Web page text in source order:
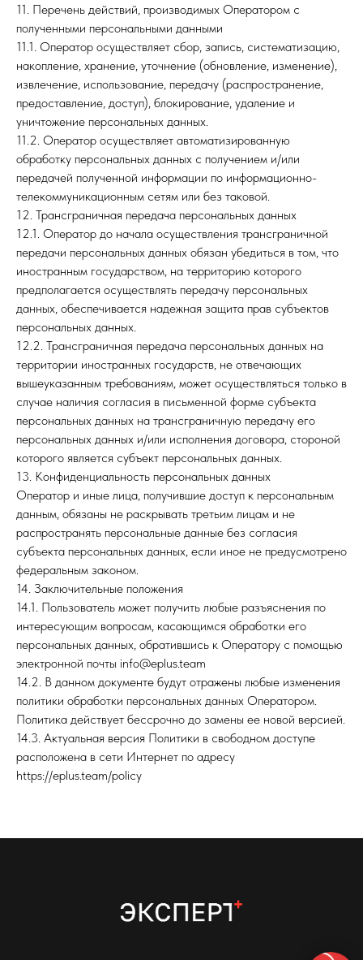
11. Перечень действий, производимых Оператором с
полученными персональными данными
11.1. Оператор осуществляет сбор, запись, систематизацию,
накопление, хранение, уточнение (обновление, изменение),
извлечение, использование, передачу (распространение,
предоставление, доступ), блокирование, удаление и
уничтожение персональных данных.
11.2. Оператор осуществляет автоматизированную
обработку персональных данных с получением и/или
передачей полученной информации по информационно-
телекоммуникационным сетям или без таковой.
12. Трансграничная передача персональных данных
12.1. Оператор до начала осуществления трансграничной
передачи персональных данных обязан убедиться в том, что
иностранным государством, на территорию которого
предполагается осуществлять передачу персональных
данных, обеспечивается надежная защита прав субъектов
персональных данных.
12.2. Трансграничная передача персональных данных на
территории иностранных государств, не отвечающих
вышеуказанным требованиям, может осуществляться только в
случае наличия согласия в письменной форме субъекта
персональных данных на трансграничную передачу его
персональных данных и/или исполнения договора, стороной
которого является субъект персональных данных.
13. Конфиденциальность персональных данных
Оператор и иные лица, получившие доступ к персональным
данным, обязаны не раскрывать третьим лицам и не
распространять персональные данные без согласия
субъекта персональных данных, если иное не предусмотрено
федеральным законом.
14. Заключительные положения
14.1. Пользователь может получить любые разъяснения по
интересующим вопросам, касающимся обработки его
персональных данных, обратившись к Оператору с помощью
электронной почты info@eplus.team
14.2. В данном документе будут отражены любые изменения
политики обработки персональных данных Оператором.
Политика действует бессрочно до замены ее новой версией.
14.3. Актуальная версия Политики в свободном доступе
расположена в сети Интернет по адресу
https://eplus.team/policy